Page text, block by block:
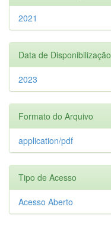
2021
Data de Disponibilização
2023
Formato do Arquivo
application/pdf
Tipo de Acesso
Acesso Aberto